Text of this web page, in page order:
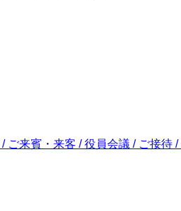
ご来賓・来客 / 役員会議 / ご接待